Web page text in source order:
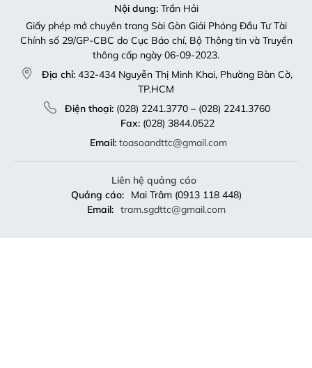
Nội dung:Trần Hải
Giấy phép mở chuyên trang Sài Gòn Giải Phóng Đầu Tư Tài
Chính số 29/GP-CBC do Cục Báo chí, Bộ Thông tin và Truyền
thông cấp ngày 06-09-2023.
Địa chỉ: 432-434 Nguyễn Thị Minh Khai, Phường Bàn Cờ,
TP.HCM
Điện thoại:(028) 2241.3770 – (028) 2241.3760
Fax:(028) 3844.0522
Email: toasoandttc@gmail.com
Liên hệ quảng cáo
Quảng cáo:
Mai Trâm (0913 118 448)
Email: tram.sgdttc@gmail.com